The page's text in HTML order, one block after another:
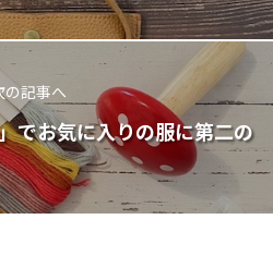
の記事へ
でお気に入りの服に第二の